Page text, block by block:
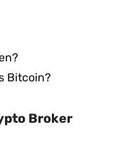
Bitcoin?
Broker